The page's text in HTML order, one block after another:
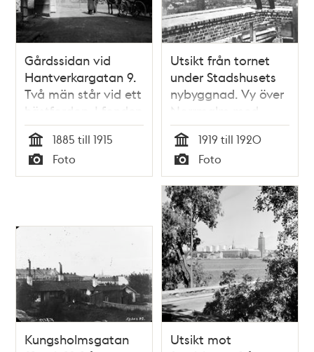
Gårdssidan vid
Hantverkargatan 9.
Två män står vid ett
hästfordon. I fonden
ses tornet på
Kungsholms kyrka.
Fastigheten ägdes
av Nya
Bryggaren, nu kv.
Tid
1885 till 1915
Typ
Foto
Utsikt från tornet
under Stadshusets
nybyggnad. Vy över
Norrmalm med
Klara kyrka.
Tid
1919 till 1920
Typ
Foto
Kungsholmsgatan
Utsikt mot